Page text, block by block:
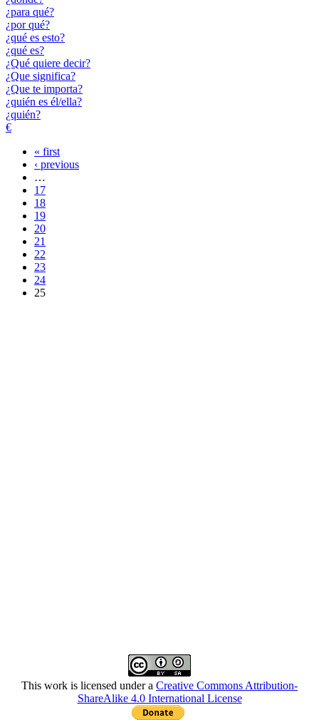
¿para qué?
¿por qué?
¿qué es esto?
¿qué es?
¿Qué quiere decir?
¿Que significa?
¿Que te importa?
¿quién es él/ella?
¿quién?
€
Pages« first
‹ previous
…
17
18
19
20
21
22
23
24
25
This work is licensed under a Creative Commons Attribution-
ShareAlike 4.0 International License